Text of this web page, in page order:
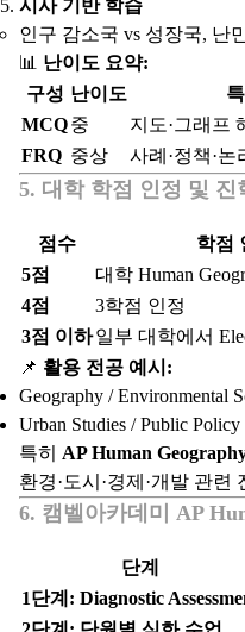
시사 기반 학습
인구 감소국 vs 성장국, 난
📊 난이도 요약:
구성 난이도
MCQ중
지도·그래프
FRQ 중상 사례·정책·
5. 대학 학점 인정 및 진
점수 학점
5점
대학 Human
4점
3학점 인정
3점 이하일부 대학에서
📌 활용 전공 예시:
Geography / Environmental
Urban Studies / Public
특히 AP Human
환경·도시·경제·개발 관
6. 캠벨아카데미 AP
단계
1단계: Diagnostic